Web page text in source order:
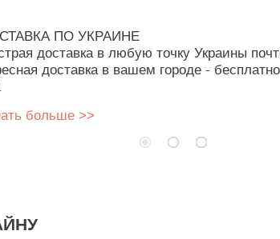
ПО УКРАИНЕ
доставка в любую точку Украины
доставка в вашем городе -
больше >>